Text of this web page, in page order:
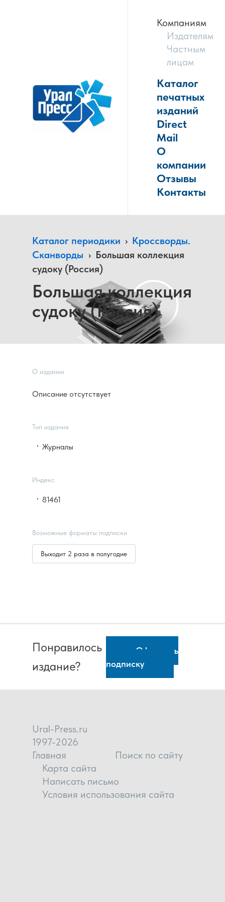
Компаниям
Издателям
Частным
лицам
Каталог
печатных
изданий
Direct
Mail
О
компании
Отзывы
Контакты
Каталог периодики › Кроссворды.
Сканворды › Большая коллекция
судоку (Россия)
Большая коллекция
судоку (Россия)
О издании
Описание отсутствует
Тип издания
Журналы
Индекс
81461
Возможные форматы подписки
Выходит 2 раза в полугодие
Понравилось
издание?
Оформить
подписку
Ural-Press.ru
1997-2026
Главная
Поиск по сайту
Карта сайта
Написать письмо
Условия использования сайта